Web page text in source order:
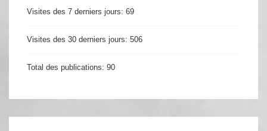
Visites des 7 derniers jours: 69
Visites des 30 derniers jours: 506
Total des publications: 90